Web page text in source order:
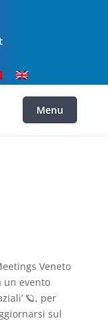
Veneto
un evento
🪐, per
sul